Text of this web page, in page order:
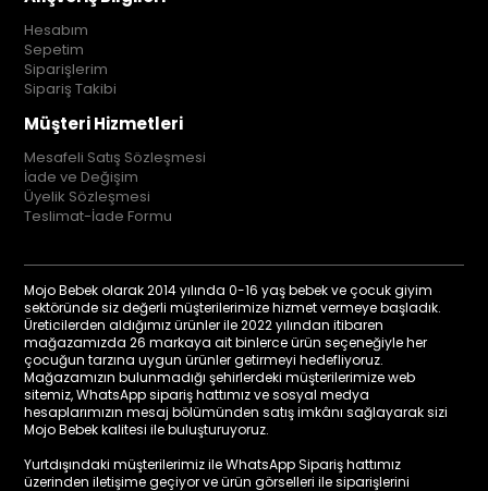
Hesabım
Sepetim
Siparişlerim
Sipariş Takibi
Müşteri Hizmetleri
Mesafeli Satış Sözleşmesi
İade ve Değişim
Üyelik Sözleşmesi
Teslimat-İade Formu
Mojo Bebek olarak 2014 yılında 0-16 yaş bebek ve çocuk giyim
sektöründe siz değerli müşterilerimize hizmet vermeye başladık.
Üreticilerden aldığımız ürünler ile 2022 yılından itibaren
mağazamızda 26 markaya ait binlerce ürün seçeneğiyle her
çocuğun tarzına uygun ürünler getirmeyi hedefliyoruz.
Mağazamızın bulunmadığı şehirlerdeki müşterilerimize web
sitemiz, WhatsApp sipariş hattımız ve sosyal medya
hesaplarımızın mesaj bölümünden satış imkânı sağlayarak sizi
Mojo Bebek kalitesi ile buluşturuyoruz.
Yurtdışındaki müşterilerimiz ile WhatsApp Sipariş hattımız
üzerinden iletişime geçiyor ve ürün görselleri ile siparişlerini